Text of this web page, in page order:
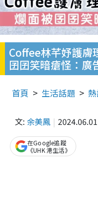
Coffee林芊妤護膚
囝囝笑暗瘡怪：廣
首頁 生活話題
文: 余美鳳 2024.06.01
在Google追蹤
《UHK 港生活》